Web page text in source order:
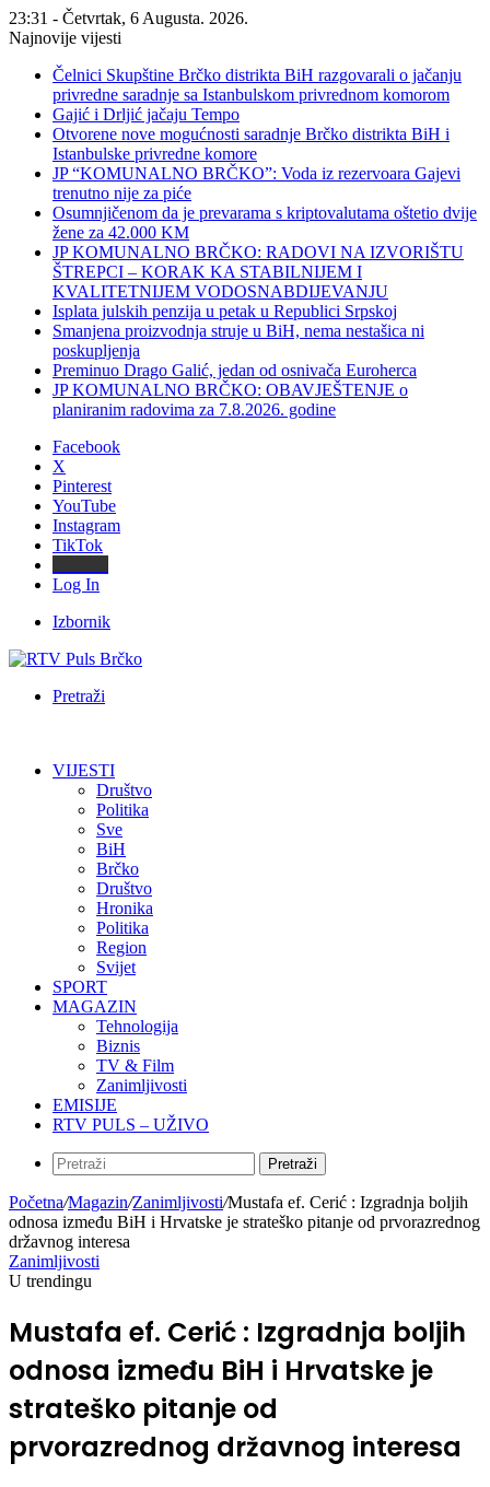
23:31 - Četvrtak, 6 Augusta. 2026.
Najnovije vijesti
Čelnici Skupštine Brčko distrikta BiH razgovarali o jačanju
privredne saradnje sa Istanbulskom privrednom komorom
Gajić i Drljić jačaju Tempo
Otvorene nove mogućnosti saradnje Brčko distrikta BiH i
Istanbulske privredne komore
JP “KOMUNALNO BRČKO”: Voda iz rezervoara Gajevi
trenutno nije za piće
Osumnjičenom da je prevarama s kriptovalutama oštetio dvije
žene za 42.000 KM
JP KOMUNALNO BRČKO: RADOVI NA IZVORIŠTU
ŠTREPCI – KORAK KA STABILNIJEM I
KVALITETNIJEM VODOSNABDIJEVANJU
Isplata julskih penzija u petak u Republici Srpskoj
Smanjena proizvodnja struje u BiH, nema nestašica ni
poskupljenja
Preminuo Drago Galić, jedan od osnivača Euroherca
JP KOMUNALNO BRČKO: OBAVJEŠTENJE o
planiranim radovima za 7.8.2026. godine
Facebook
X
Pinterest
YouTube
Instagram
TikTok
Log In
Izbornik
Pretraži
VIJESTI
Društvo
Politika
Sve
BiH
Brčko
Društvo
Hronika
Politika
Region
Svijet
SPORT
MAGAZIN
Tehnologija
Biznis
TV & Film
Zanimljivosti
EMISIJE
RTV PULS – UŽIVO
Pretraži
Početna/Magazin/Zanimljivosti/Mustafa ef. Cerić : Izgradnja boljih
odnosa između BiH i Hrvatske je strateško pitanje od prvorazrednog
državnog interesa
Zanimljivosti
U trendingu
Mustafa ef. Cerić : Izgradnja boljih
odnosa između BiH i Hrvatske je
strateško pitanje od
prvorazrednog državnog interesa